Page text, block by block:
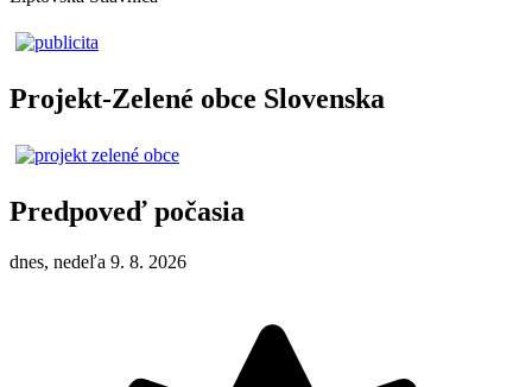
Projekt-Zelené obce Slovenska
Predpoveď počasia
dnes, nedeľa 9. 8. 2026